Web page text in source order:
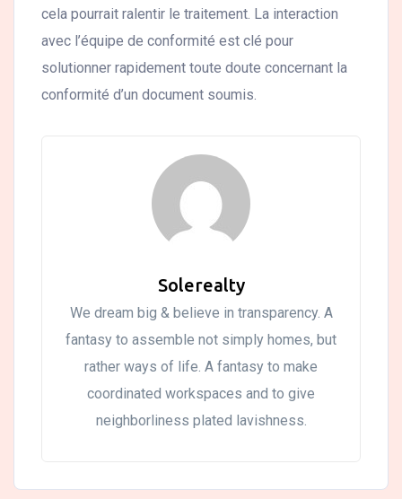
cela pourrait ralentir le traitement. La interaction
avec l’équipe de conformité est clé pour
solutionner rapidement toute doute concernant la
conformité d’un document soumis.
Solerealty
We dream big & believe in transparency. A
fantasy to assemble not simply homes, but
rather ways of life. A fantasy to make
coordinated workspaces and to give
neighborliness plated lavishness.